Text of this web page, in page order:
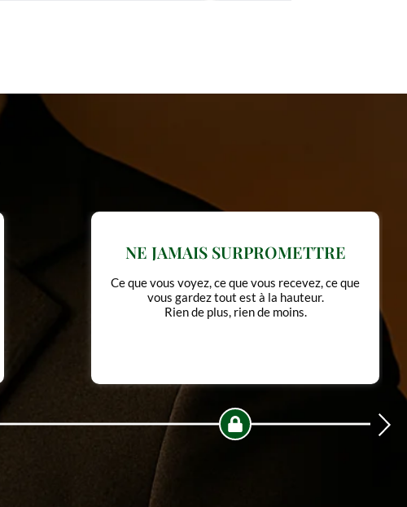
CHOISIR PEU, MAIS CHOISIR
Chaque pièce est sélectionnée pour sa
cohérence, sa fonction et sa justesse pas pour